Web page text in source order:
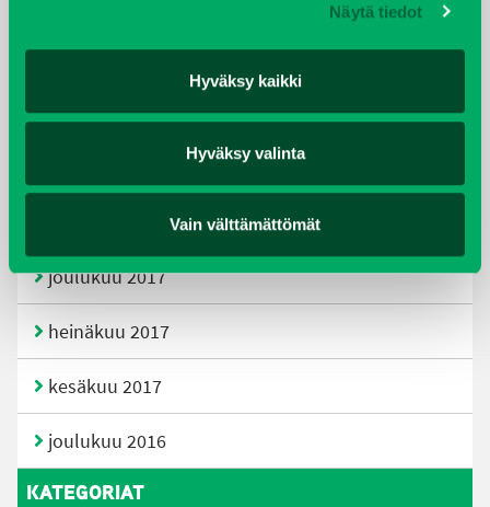
Näytä tiedot
Hyväksy kaikki
Hyväksy valinta
Vain välttämättömät
huhtikuu 2019
helmikuu 2019
tammikuu 2018
joulukuu 2017
heinäkuu 2017
kesäkuu 2017
joulukuu 2016
KATEGORIAT